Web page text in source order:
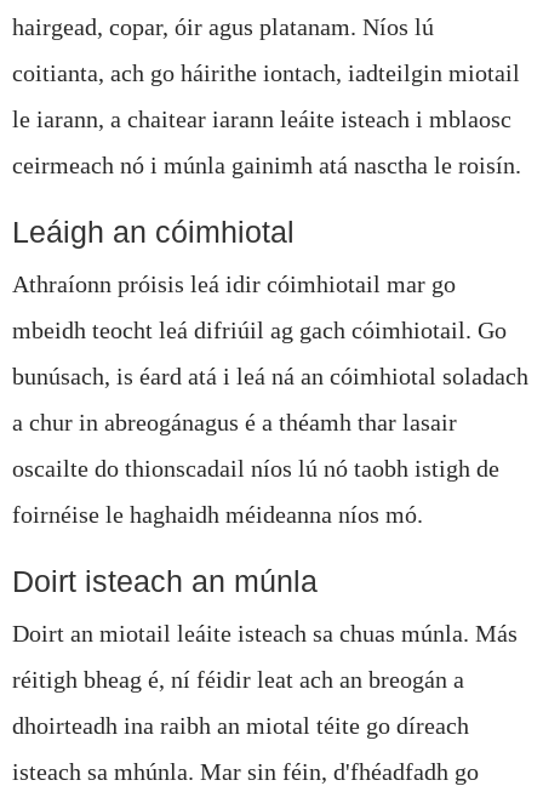
hairgead, copar, óir agus platanam. Níos lú
coitianta, ach go háirithe iontach, iadteilgin miotail
le iarann, a chaitear iarann ​​leáite isteach i mblaosc
ceirmeach nó i múnla gainimh atá nasctha le roisín.
Leáigh an cóimhiotal
Athraíonn próisis leá idir cóimhiotail mar go
mbeidh teocht leá difriúil ag gach cóimhiotail. Go
bunúsach, is éard atá i leá ná an cóimhiotal soladach
a chur in abreogánagus é a théamh thar lasair
oscailte do thionscadail níos lú nó taobh istigh de
foirnéise le haghaidh méideanna níos mó.
Doirt isteach an múnla
Doirt an miotail leáite isteach sa chuas múnla. Más
réitigh bheag é, ní féidir leat ach an breogán a
dhoirteadh ina raibh an miotal téite go díreach
isteach sa mhúnla. Mar sin féin, d'fhéadfadh go